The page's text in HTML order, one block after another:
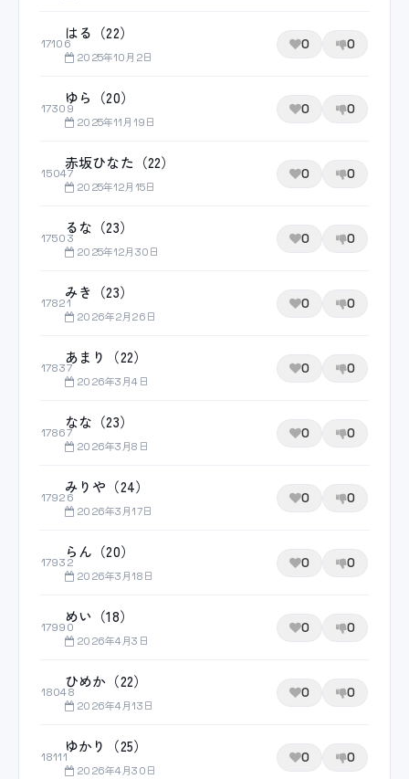
17106
はる（22）
2025年10月2日
0 0
17309
ゆら（20）
2025年11月19日
0 0
15047
赤坂ひなた（22）
2025年12月15日
0 0
17503
るな（23）
2025年12月30日
0 0
17821
みき（23）
2026年2月26日
0 0
17837
あまり（22）
2026年3月4日
0 0
17867
なな（23）
2026年3月8日
0 0
17926
みりや（24）
2026年3月17日
0 0
17932
らん（20）
2026年3月18日
0 0
17990
めい（18）
2026年4月3日
0 0
18048
ひめか（22）
2026年4月13日
0 0
18111
ゆかり（25）
2026年4月30日
0 0